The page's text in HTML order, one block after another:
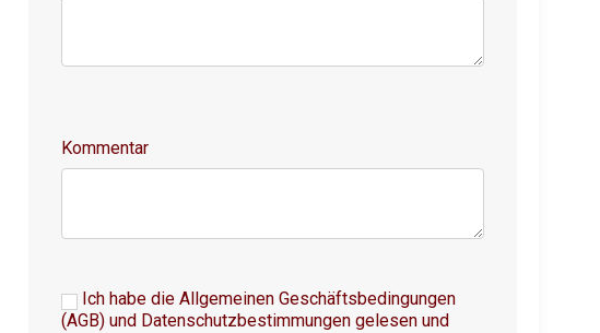
Kommentar
Ich habe die Allgemeinen Geschäftsbedingungen
(AGB) und Datenschutzbestimmungen gelesen und